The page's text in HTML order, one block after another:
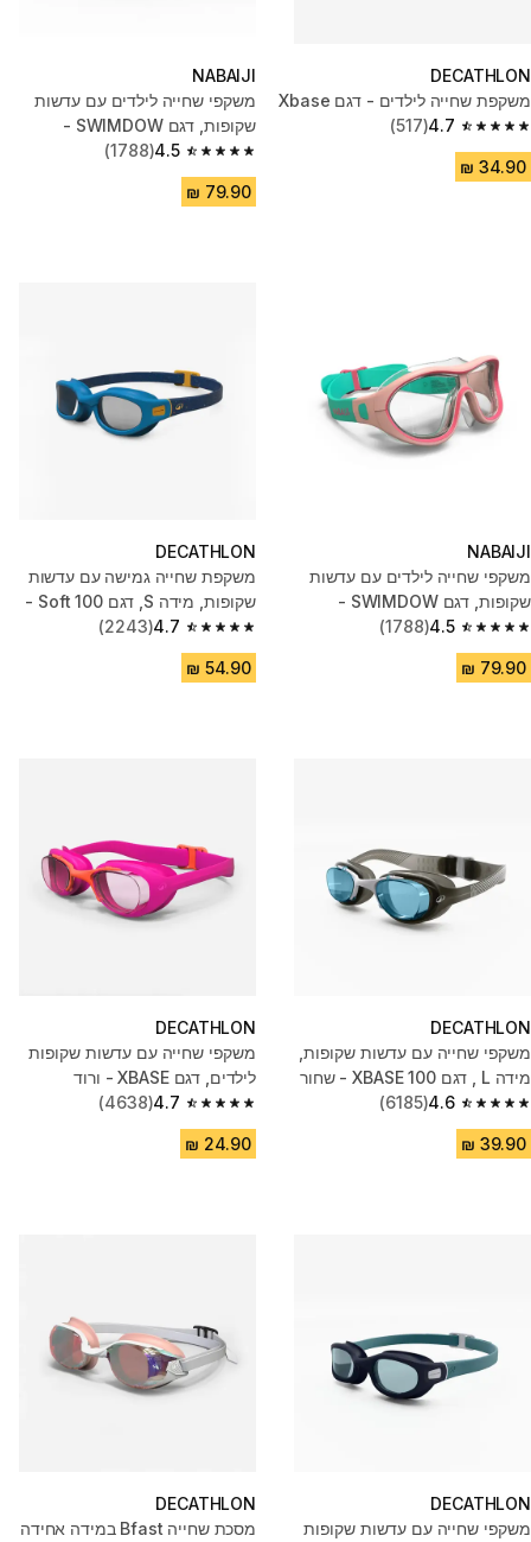
DECATHLON
משקפת שחייה לילדים - דגם Xbase
4.7
4.7 out of 5 stars from 517 reviews
(517)
NABAIJI
משקפי שחייה לילדים עם עדשות
שקופות, דגם SWIMDOW -
כחול/צהוב 4.5
4.5 out of 5 stars from 1788 reviews
(1788)
NABAIJI
משקפי שחייה לילדים עם עדשות
שקופות, דגם SWIMDOW -
ירוק/ורוד
4.5
4.5 out of 5 stars from 1788 reviews
(1788)
DECATHLON
משקפת שחייה גמישה עם עדשות
שקופות, מידה S, דגם Soft 100 -
כחול/כתום 4.7
4.7 out of 5 stars from 2243 reviews
(2243)
DECATHLON
משקפי שחייה עם עדשות שקופות,
מידה L , דגם 100 XBASE - שחור
4.6
4.6 out of 5 stars from 6185 reviews
(6185)
DECATHLON
משקפי שחייה עם עדשות שקופות
לילדים, דגם XBASE - ורוד
4.7
4.7 out of 5 stars from 4638 reviews
(4638)
DECATHLON
משקפי שחייה עם עדשות שקופות
DECATHLON
מסכת שחייה Bfast במידה אחידה